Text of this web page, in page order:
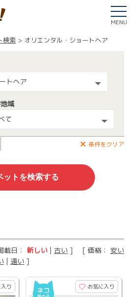
MENU
検索 オリエンタル・ショートヘア
トヘア
域
て
条件をクリア
日： 新しい | 古い ] [ 価格： 安い
| 遠い ]
り お気に入り